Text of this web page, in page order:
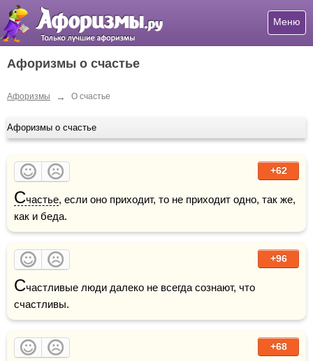
Меню
Афоризмы о счастье
Афоризмы → О счастье
Афоризмы о счастье
+62
Счастье, если оно приходит, то не приходит одно, так же,
как и беда.
+96
Счастливые люди далеко не всегда сознают, что
счастливы.
+68